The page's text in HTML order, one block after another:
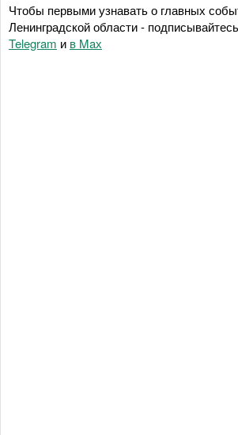
Чтобы первыми узнавать о главных
Ленинградской области -
Telegram и в Maх